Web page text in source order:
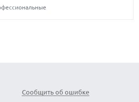
Сообщить об ошибке